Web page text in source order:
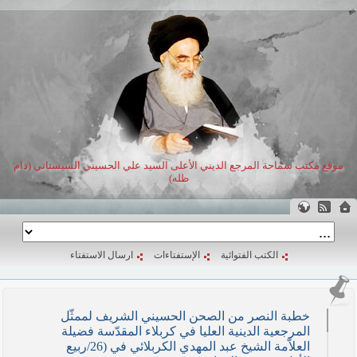
موقع مكتب سماحة المرجع الديني الأعلى السيد علي الحسيني السيستاني (دام
ظله)
الكتب الفتوائية الإستفتاءات ارسال الاستفتاء
خطبة النصر من الصحن الحسيني الشريف لممثّل
المرجعية الدينية العليا في كربلاء المقدّسة فضيلة
العلاّمة الشيخ عبد المهدي الكربلائي في (26/ربيع